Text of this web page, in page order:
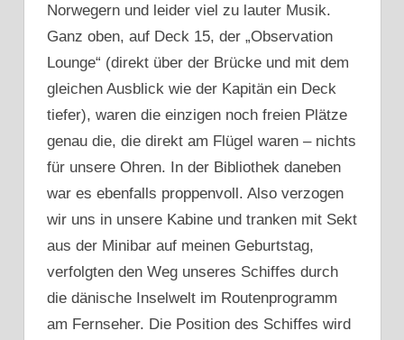
Norwegern und leider viel zu lauter Musik.
Ganz oben, auf Deck 15, der „Observation
Lounge“ (direkt über der Brücke und mit dem
gleichen Ausblick wie der Kapitän ein Deck
tiefer), waren die einzigen noch freien Plätze
genau die, die direkt am Flügel waren – nichts
für unsere Ohren. In der Bibliothek daneben
war es ebenfalls proppenvoll. Also verzogen
wir uns in unsere Kabine und tranken mit Sekt
aus der Minibar auf meinen Geburtstag,
verfolgten den Weg unseres Schiffes durch
die dänische Inselwelt im Routenprogramm
am Fernseher. Die Position des Schiffes wird